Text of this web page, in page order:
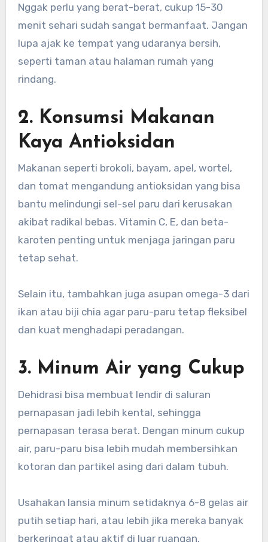
Nggak perlu yang berat-berat, cukup 15-30
menit sehari sudah sangat bermanfaat. Jangan
lupa ajak ke tempat yang udaranya bersih,
seperti taman atau halaman rumah yang
rindang.
2. Konsumsi Makanan
Kaya Antioksidan
Makanan seperti brokoli, bayam, apel, wortel,
dan tomat mengandung antioksidan yang bisa
bantu melindungi sel-sel paru dari kerusakan
akibat radikal bebas. Vitamin C, E, dan beta-
karoten penting untuk menjaga jaringan paru
tetap sehat.
Selain itu, tambahkan juga asupan omega-3 dari
ikan atau biji chia agar paru-paru tetap fleksibel
dan kuat menghadapi peradangan.
3. Minum Air yang Cukup
Dehidrasi bisa membuat lendir di saluran
pernapasan jadi lebih kental, sehingga
pernapasan terasa berat. Dengan minum cukup
air, paru-paru bisa lebih mudah membersihkan
kotoran dan partikel asing dari dalam tubuh.
Usahakan lansia minum setidaknya 6-8 gelas air
putih setiap hari, atau lebih jika mereka banyak
berkeringat atau aktif di luar ruangan.